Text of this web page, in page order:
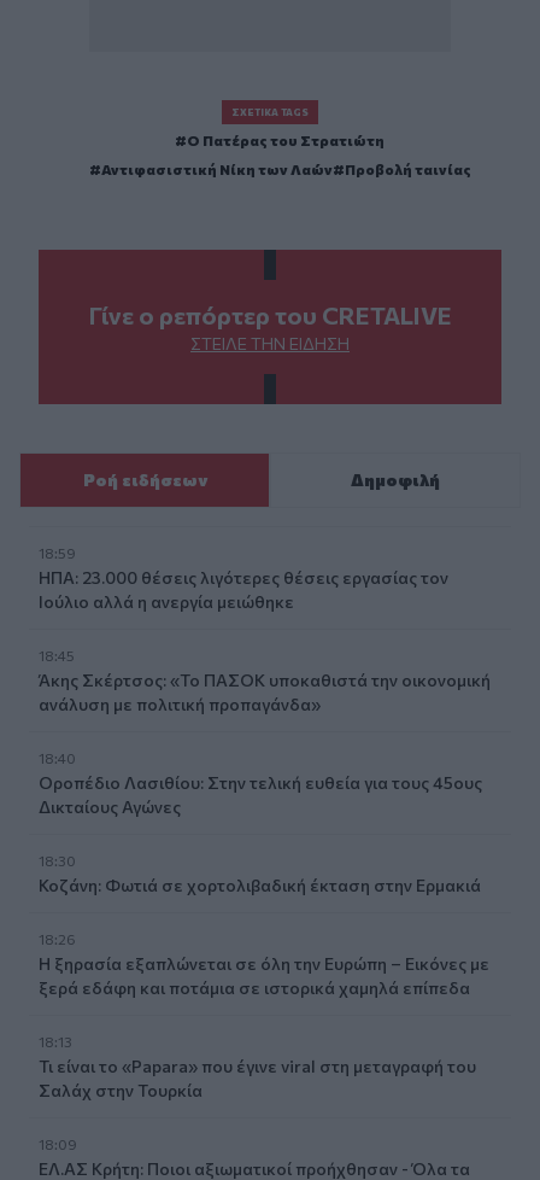
ΣΧΕΤΙΚΆ TAGS
Ο Πατέρας του Στρατιώτη
Αντιφασιστική Νίκη των Λαών
Προβολή ταινίας
Γίνε ο ρεπόρτερ του CRETALIVE
ΣΤΕΊΛΕ ΤΗΝ ΕΊΔΗΣΗ
Ροή ειδήσεων Δημοφιλή
18:59
ΗΠΑ: 23.000 θέσεις λιγότερες θέσεις εργασίας τον
Ιούλιο αλλά η ανεργία μειώθηκε
18:45
Άκης Σκέρτσος: «Το ΠΑΣΟΚ υποκαθιστά την οικονομική
ανάλυση με πολιτική προπαγάνδα»
18:40
Οροπέδιο Λασιθίου: Στην τελική ευθεία για τους 45ους
Δικταίους Αγώνες
18:30
Κοζάνη: Φωτιά σε χορτολιβαδική έκταση στην Ερμακιά
18:26
Η ξηρασία εξαπλώνεται σε όλη την Ευρώπη – Εικόνες με
ξερά εδάφη και ποτάμια σε ιστορικά χαμηλά επίπεδα
18:13
Τι είναι το «Papara» που έγινε viral στη μεταγραφή του
Σαλάχ στην Τουρκία
18:09
ΕΛ.ΑΣ Κρήτη: Ποιοι αξιωματικοί προήχθησαν - Όλα τα